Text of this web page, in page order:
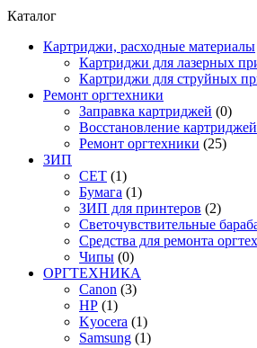
Каталог
Картриджи, расходные материалы
Картриджи для лазерных
Картриджи для струйных
Ремонт оргтехники
Заправка картриджей (0)
Восстановление картриджей
Ремонт оргтехники (25)
ЗИП
CET (1)
Бумага (1)
ЗИП для принтеров (2)
Светочувствительные
Средства для ремонта
Чипы (0)
ОРГТЕХНИКА
Canon (3)
HP (1)
Kyocera (1)
Samsung (1)